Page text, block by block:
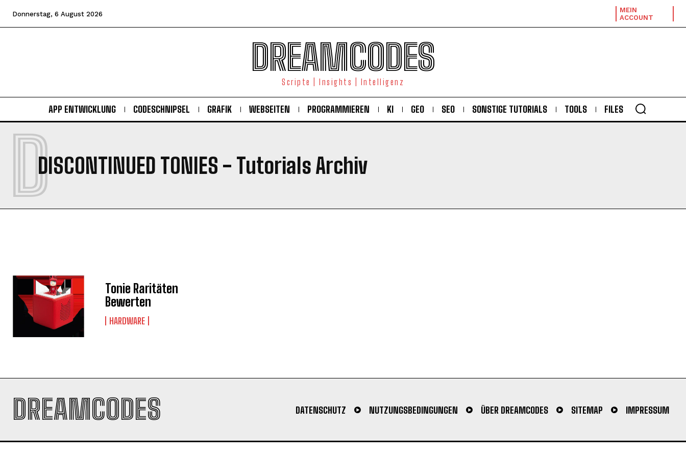
Donnerstag, 6 August 2026
MEIN
ACCOUNT
DREAMCODES
Scripte | Insights | Intelligenz
APP ENTWICKLUNG CODESCHNIPSEL GRAFIK WEBSEITEN PROGRAMMIEREN KI GEO SEO SONSTIGE TUTORIALS TOOLS FILES
DISCONTINUED TONIES
D - Tutorials Archiv
Tonie Raritäten
Bewerten
HARDWARE
DREAMCODES DATENSCHUTZ NUTZUNGSBEDINGUNGEN ÜBER DREAMCODES SITEMAP IMPRESSUM